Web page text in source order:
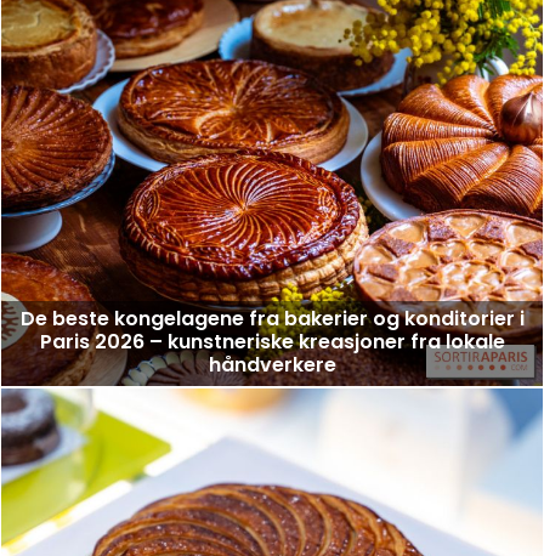
De beste kongelagene fra bakerier og konditorier i
Paris 2026 – kunstneriske kreasjoner fra lokale
håndverkere